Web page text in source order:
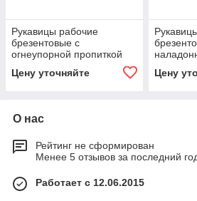
Рукавицы рабочие
брезентовые с
огнеупорной пропиткой
Цену уточняйте
Цену
О нас
Рейтинг не сформирован
Менее 5 отзывов за последний
Работает с 12.06.2015